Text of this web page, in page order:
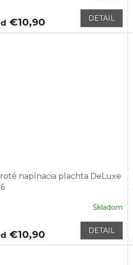
€10,90 DETAIL
napínacia plachta DeLuxe
Skladom
€10,90 DETAIL